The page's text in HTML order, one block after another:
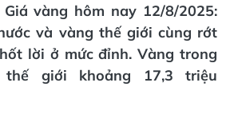
vàng hôm nay 12/8/2025:
và vàng thế giới cùng rớt
lời ở mức đỉnh. Vàng trong
giới khoảng 17,3 triệu